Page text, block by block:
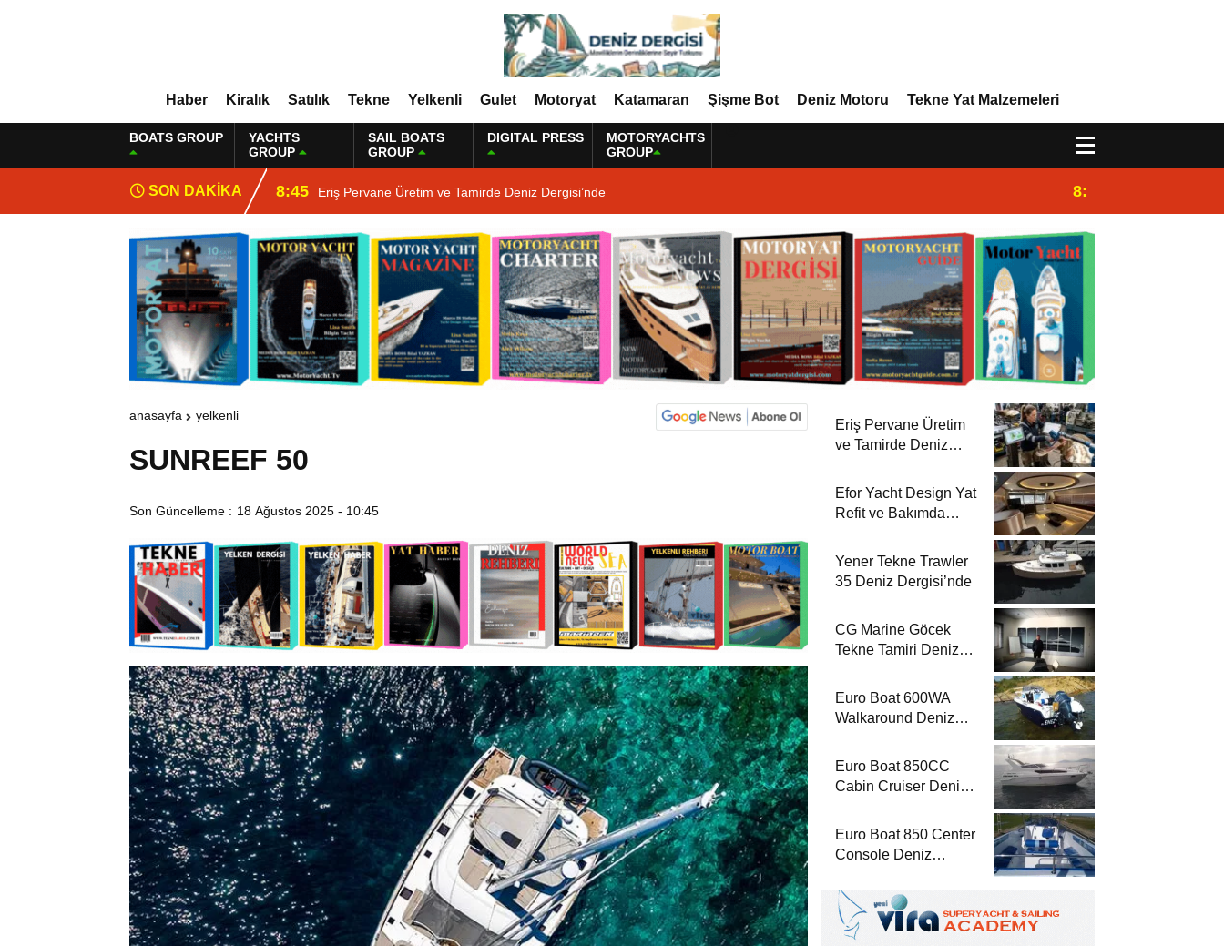
Haber Kiralık Satılık Tekne Yelkenli Gulet Motoryat Katamaran Şişme Bot Deniz Motoru Tekne Yat Malzemeleri
BOATS GROUP
YACHTS
GROUP
SAIL BOATS
GROUP
DIGITAL PRESS
MOTORYACHTS
GROUP
SON DAKİKA 8:45 Eriş Pervane Üretim ve Tamirde Deniz Dergisi’nde 8:29
anasayfa yelkenli
SUNREEF 50
Son Güncelleme : 18 Ağustos 2025 - 10:45
Eriş Pervane Üretim
ve Tamirde Deniz
Efor Yacht Design Yat
Refit ve Bakımda
Yener Tekne Trawler
35 Deniz Dergisi’nde
CG Marine Göcek
Tekne Tamiri Deniz
Euro Boat 600WA
Walkaround Deniz
Euro Boat 850CC
Cabin Cruiser Deniz
Euro Boat 850 Center
Console Deniz